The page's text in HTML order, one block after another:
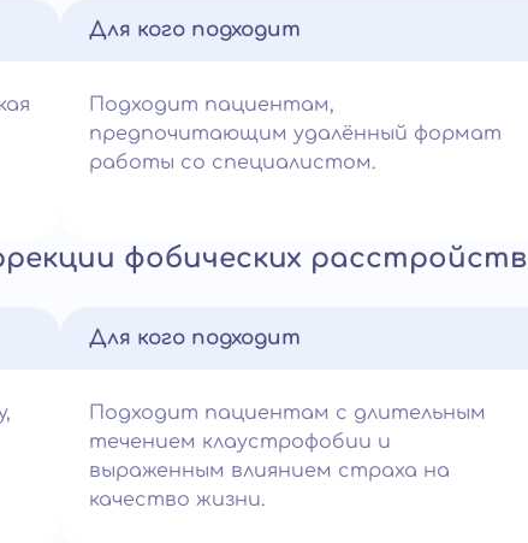
Для кого подходит
Подходит пациентам,
предпочитающим удалённый формат
работы со специалистом.
фобических расстройств
Для кого подходит
Подходит пациентам с длительным
течением клаустрофобии и
выраженным влиянием страха на
качество жизни.